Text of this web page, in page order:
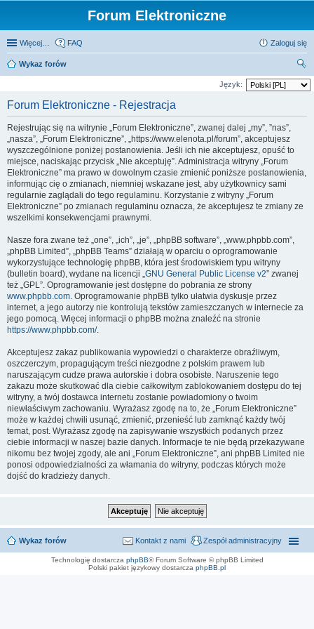
Forum Elektroniczne
Więcej… FAQ Zaloguj się
Wykaz forów
zu
Język:
Forum Elektroniczne - Rejestracja
Rejestrując się na witrynie „Forum Elektroniczne”, zwanej dalej „my”, ”nas”,
„nasza”, „Forum Elektroniczne”, „https://www.elenota.pl/forum”, akceptujesz
wyszczególnione poniżej postanowienia. Jeśli ich nie akceptujesz, opuść to
miejsce, naciskając przycisk „Nie akceptuję”. Administracja witryny „Forum
Elektroniczne” ma prawo w dowolnym czasie zmienić poniższe postanowienia,
informując cię o zmianach, niemniej wskazane jest, aby użytkownicy sami
regularnie zaglądali do tego regulaminu. Korzystanie z witryny „Forum
Elektroniczne” po zmianach regulaminu oznacza, że akceptujesz te zmiany ze
wszelkimi konsekwencjami prawnymi.
Nasze fora zwane też „one”, „ich”, „je”, „phpBB software”, „www.phpbb.com”,
„phpBB Limited”, „phpBB Teams” działają w oparciu o oprogramowanie
wykorzystujące technologię phpBB, która jest środowiskiem typu witryny
(bulletin board), wydane na licencji „GNU General Public License v2” zwanej
też „GPL”. Oprogramowanie jest dostępne do pobrania ze strony
www.phpbb.com. Oprogramowanie phpBB tylko ułatwia dyskusje przez
internet, a jego autorzy nie kontrolują tekstów zamieszczanych w internecie za
jego pomocą. Więcej informacji o phpBB można znaleźć na stronie
https://www.phpbb.com/.
Akceptujesz zakaz publikowania wypowiedzi o charakterze obraźliwym,
oszczerczym, propagującym treści niezgodne z polskim prawem lub
naruszającym cudze prawa autorskie i dobra osobiste. Naruszenie tego
zakazu może skutkować dla ciebie całkowitym zablokowaniem dostępu do tej
witryny, a twój dostawca internetu zostanie powiadomiony o twoim
niewłaściwym zachowaniu. Wyrażasz zgodę na to, że „Forum Elektroniczne”
może w każdej chwili usunąć, zmienić, przenieść lub zamknąć każdy twój
temat, post. Wyrażasz zgodę na zapisywanie wszystkich podanych przez
ciebie informacji w naszej bazie danych. Informacje te nie będą przekazywane
nikomu bez twojej zgody, ale ani „Forum Elektroniczne”, ani phpBB Limited nie
ponosi odpowiedzialności za włamania do witryny, podczas których może
dojść do kradzieży danych.
Wykaz forów Zespół administracyjny
Kontakt z nami
Technologię dostarcza phpBB® Forum Software © phpBB Limited
Polski pakiet językowy dostarcza phpBB.pl